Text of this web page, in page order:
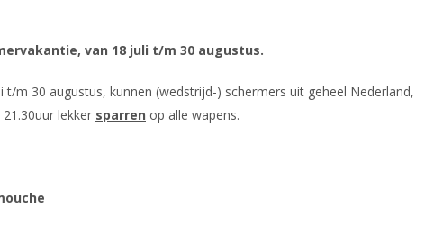
van 18 juli t/m 30 augustus.
m 30 augustus, kunnen (wedstrijd-) schermers uit geheel Nederland,
lekker sparren op alle wapens.